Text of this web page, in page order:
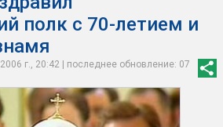
полк с 70-летием и
г., 20:42 | последнее обновление: 07